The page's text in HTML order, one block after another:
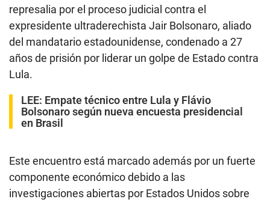
represalia por el proceso judicial contra el
expresidente ultraderechista Jair Bolsonaro, aliado
del mandatario estadounidense, condenado a 27
años de prisión por liderar un golpe de Estado contra
Lula.
LEE: Empate técnico entre Lula y Flávio
Bolsonaro según nueva encuesta presidencial
en Brasil
Este encuentro está marcado además por un fuerte
componente económico debido a las
investigaciones abiertas por Estados Unidos sobre